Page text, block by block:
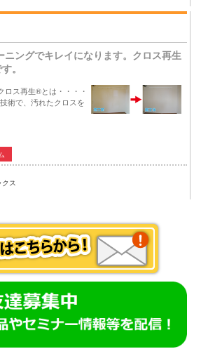
ニングでキレイになります。クロス再生
。
ス再生®とは・・・・
術で、汚れたクロスを
ス